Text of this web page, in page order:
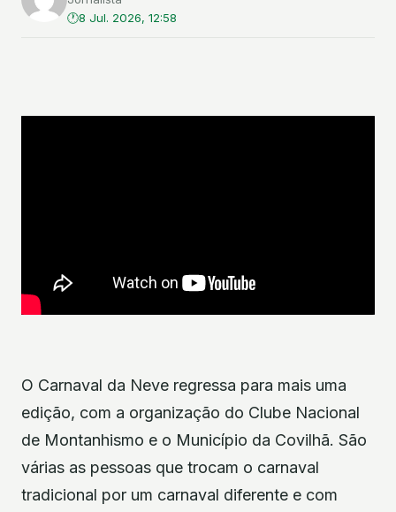
8 Jul. 2026, 12:58
O Carnaval da Neve regressa para mais uma
edição, com a organização do Clube Nacional
de Montanhismo e o Município da Covilhã. São
várias as pessoas que trocam o carnaval
tradicional por um carnaval diferente e com